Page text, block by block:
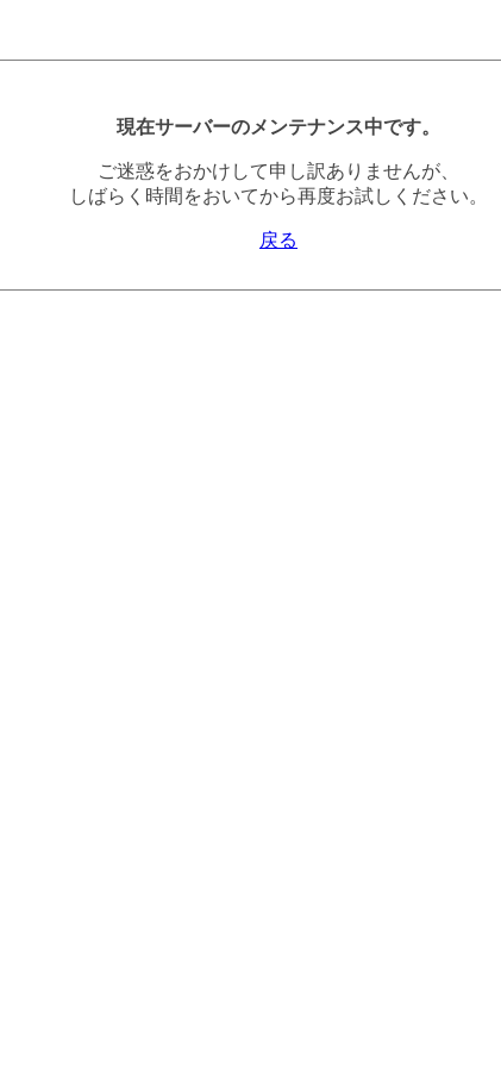
現在サーバーのメンテナンス中です。
ご迷惑をおかけして申し訳ありませんが、
しばらく時間をおいてから再度お試しください。
戻る